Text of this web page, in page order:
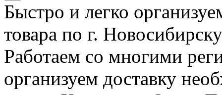
Быстро и легко
товара по г.
Работаем со многими
организуем доставку